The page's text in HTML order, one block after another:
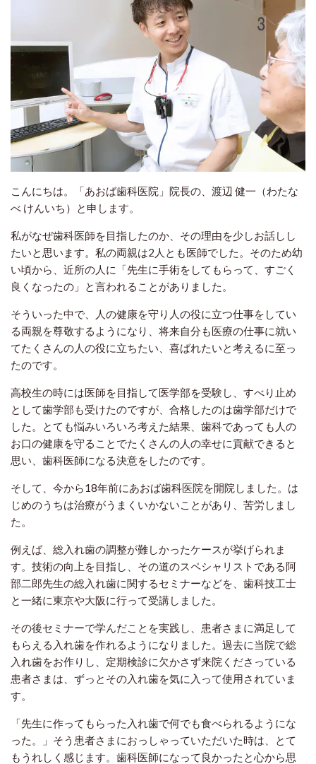
こんにちは。「あおば歯科医院」院長の、渡辺 健一（わたな
べ けんいち）と申します。
私がなぜ歯科医師を目指したのか、その理由を少しお話しし
たいと思います。私の両親は2人とも医師でした。そのため幼
い頃から、近所の人に「先生に手術をしてもらって、すごく
良くなったの」と言われることがありました。
そういった中で、人の健康を守り人の役に立つ仕事をしてい
る両親を尊敬するようになり、将来自分も医療の仕事に就い
てたくさんの人の役に立ちたい、喜ばれたいと考えるに至っ
たのです。
高校生の時には医師を目指して医学部を受験し、すべり止め
として歯学部も受けたのですが、合格したのは歯学部だけで
した。とても悩みいろいろ考えた結果、歯科であっても人の
お口の健康を守ることでたくさんの人の幸せに貢献できると
思い、歯科医師になる決意をしたのです。
そして、今から18年前にあおば歯科医院を開院しました。は
じめのうちは治療がうまくいかないことがあり、苦労しまし
た。
例えば、総入れ歯の調整が難しかったケースが挙げられま
す。技術の向上を目指し、その道のスペシャリストである阿
部二郎先生の総入れ歯に関するセミナーなどを、歯科技工士
と一緒に東京や大阪に行って受講しました。
その後セミナーで学んだことを実践し、患者さまに満足して
もらえる入れ歯を作れるようになりました。過去に当院で総
入れ歯をお作りし、定期検診に欠かさず来院くださっている
患者さまは、ずっとその入れ歯を気に入って使用されていま
す。
「先生に作ってもらった入れ歯で何でも食べられるようにな
った。」そう患者さまにおっしゃっていただいた時は、とて
もうれしく感じます。歯科医師になって良かったと心から思